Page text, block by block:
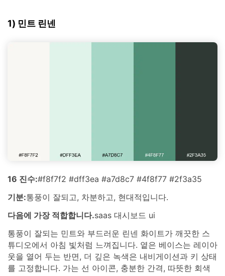
1) 민트 린넨
16 진수:#f8f7f2 #dff3ea #a7d8c7 #4f8f77 #2f3a35
기분:통풍이 잘되고, 차분하고, 현대적입니다.
다음에 가장 적합합니다.saas 대시보드 ui
통풍이 잘되는 민트와 부드러운 린넨 화이트가 깨끗한 스
튜디오에서 아침 빛처럼 느껴집니다. 옅은 베이스는 레이아
웃을 열어 두는 반면, 더 깊은 녹색은 내비게이션과 키 상태
를 고정합니다. 가는 선 아이콘, 충분한 간격, 따뜻한 회색